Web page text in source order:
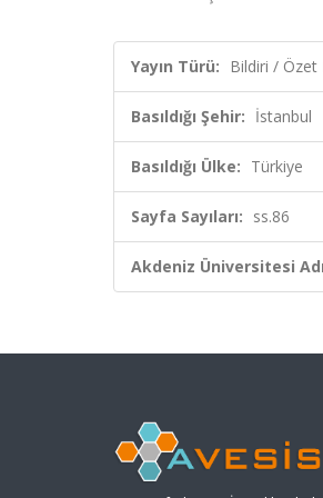
Yayın Türü: Bildiri / Özet
Basıldığı Şehir: İstanbul
Basıldığı Ülke: Türkiye
Sayfa Sayıları: ss.86
Akdeniz Üniversitesi